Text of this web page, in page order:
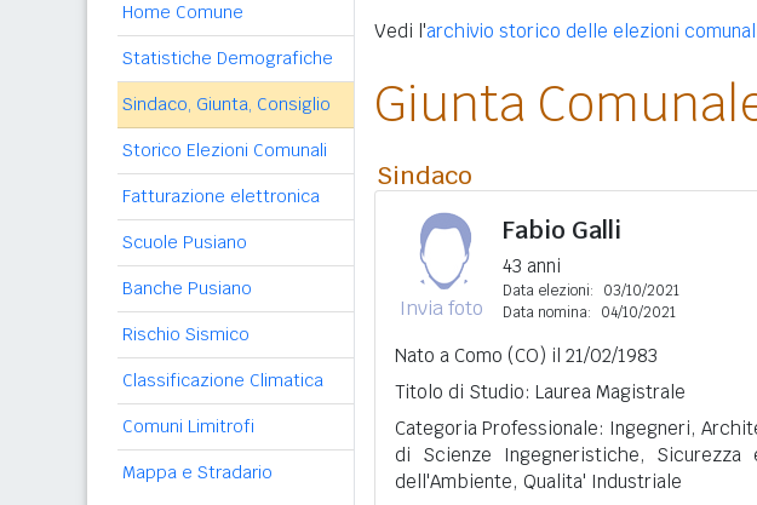
Home Comune
Statistiche Demografiche
Sindaco, Giunta, Consiglio
Storico Elezioni Comunali
Fatturazione elettronica
Scuole Pusiano
Banche Pusiano
Rischio Sismico
Classificazione Climatica
Comuni Limitrofi
Mappa e Stradario
Vedi l'archivio storico delle elezioni
Giunta
Sindaco
Invia foto
Fabio Galli
43 anni
Data elezioni:
03/10/2021
Data nomina:
04/10/2021
Nato a Como (CO) il 21/02/1983
Titolo di Studio: Laurea Magistrale
Categoria Professionale: Ingegneri,
di Scienze Ingegneristiche,
dell'Ambiente, Qualita' Industriale